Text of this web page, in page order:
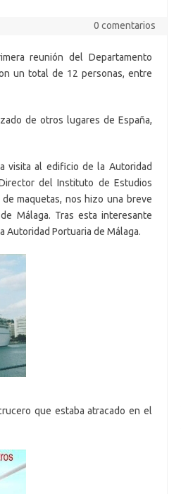
0 comentarios
reunión del Departamento
un total de 12 personas, entre
de otros lugares de España,
visita al edificio de la Autoridad
del Instituto de Estudios
maquetas, nos hizo una breve
Málaga. Tras esta interesante
Autoridad Portuaria de Málaga.
que estaba atracado en el